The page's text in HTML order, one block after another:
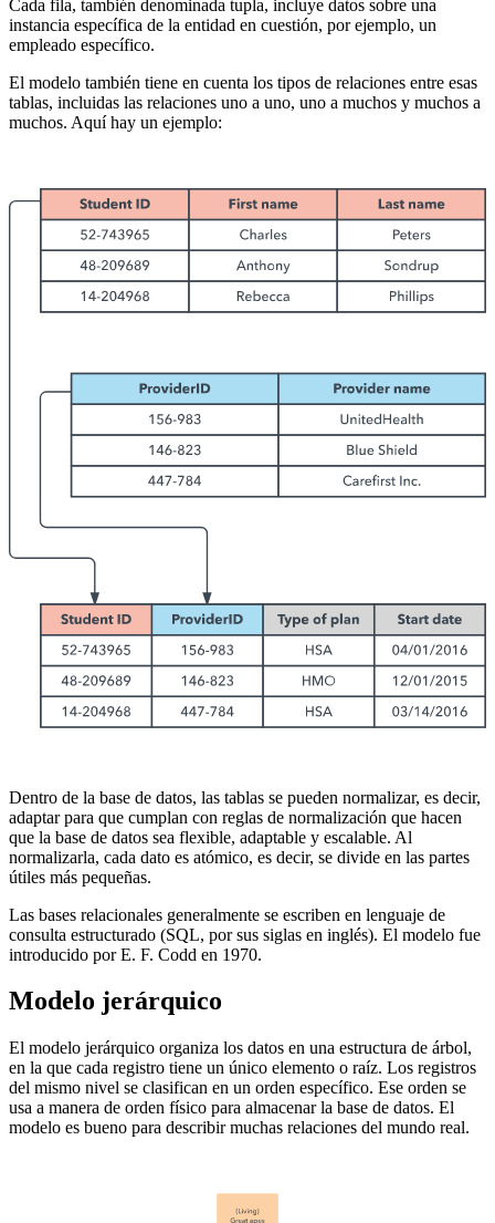
Cada fila, también denominada tupla, incluye datos sobre una
instancia específica de la entidad en cuestión, por ejemplo, un
empleado específico.
El modelo también tiene en cuenta los tipos de relaciones entre esas
tablas, incluidas las relaciones uno a uno, uno a muchos y muchos a
muchos. Aquí hay un ejemplo:
Dentro de la base de datos, las tablas se pueden normalizar, es decir,
adaptar para que cumplan con reglas de normalización que hacen
que la base de datos sea flexible, adaptable y escalable. Al
normalizarla, cada dato es atómico, es decir, se divide en las partes
útiles más pequeñas.
Las bases relacionales generalmente se escriben en lenguaje de
consulta estructurado (SQL, por sus siglas en inglés). El modelo fue
introducido por E. F. Codd en 1970.
Modelo jerárquico
El modelo jerárquico organiza los datos en una estructura de árbol,
en la que cada registro tiene un único elemento o raíz. Los registros
del mismo nivel se clasifican en un orden específico. Ese orden se
usa a manera de orden físico para almacenar la base de datos. El
modelo es bueno para describir muchas relaciones del mundo real.